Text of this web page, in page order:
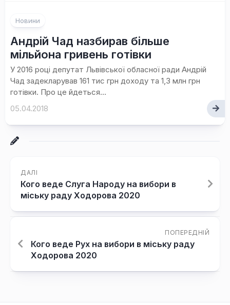
Новини
Андрій Чад назбирав більше
мільйона гривень готівки
У 2016 році депутат Львівської обласної ради Андрій
Чад задекларував 161 тис грн доходу та 1,3 млн грн
готівки. Про це йдеться...
05.04.2018
ДАЛІ
Кого веде Слуга Народу на вибори в
міську раду Ходорова 2020
ПОПЕРЕДНІЙ
Кого веде Рух на вибори в міську раду
Ходорова 2020